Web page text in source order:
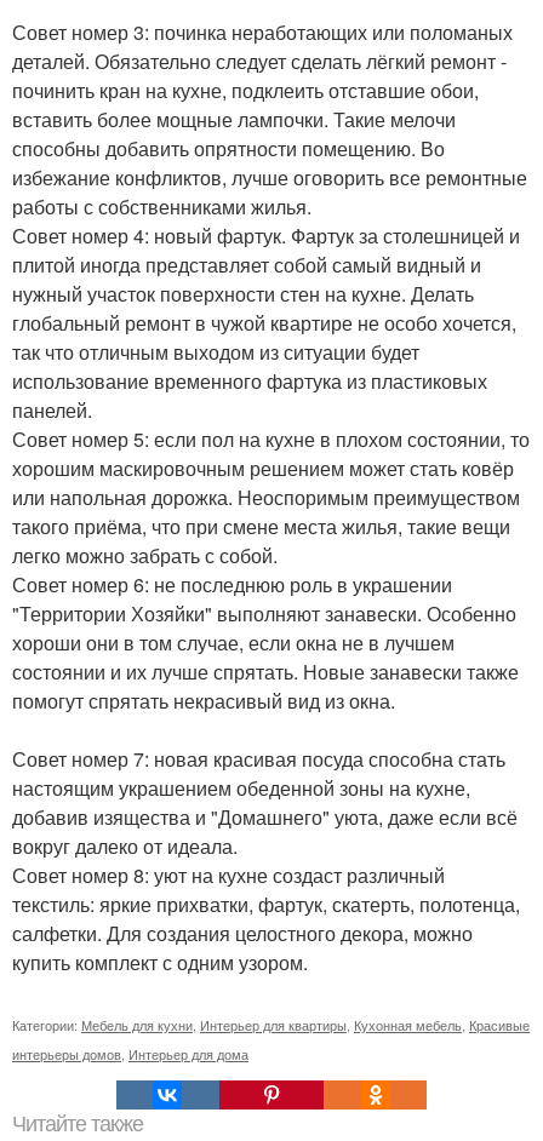
Совет номер 3: починка неработающих или поломаных
деталей. Обязательно следует сделать лёгкий ремонт -
починить кран на кухне, подклеить отставшие обои,
вставить более мощные лампочки. Такие мелочи
способны добавить опрятности помещению. Во
избежание конфликтов, лучше оговорить все ремонтные
работы с собственниками жилья.
Совет номер 4: новый фартук. Фартук за столешницей и
плитой иногда представляет собой самый видный и
нужный участок поверхности стен на кухне. Делать
глобальный ремонт в чужой квартире не особо хочется,
так что отличным выходом из ситуации будет
использование временного фартука из пластиковых
панелей.
Совет номер 5: если пол на кухне в плохом состоянии, то
хорошим маскировочным решением может стать ковёр
или напольная дорожка. Неоспоримым преимуществом
такого приёма, что при смене места жилья, такие вещи
легко можно забрать с собой.
Совет номер 6: не последнюю роль в украшении
"Территории Хозяйки" выполняют занавески. Особенно
хороши они в том случае, если окна не в лучшем
состоянии и их лучше спрятать. Новые занавески также
помогут спрятать некрасивый вид из окна.
Совет номер 7: новая красивая посуда способна стать
настоящим украшением обеденной зоны на кухне,
добавив изящества и "Домашнего" уюта, даже если всё
вокруг далеко от идеала.
Совет номер 8: уют на кухне создаст различный
текстиль: яркие прихватки, фартук, скатерть, полотенца,
салфетки. Для создания целостного декора, можно
купить комплект с одним узором.
Категории: Мебель для кухни Интерьер для квартиры Кухонная мебель Красивые
интерьеры домов Интерьер для дома
Читайте также